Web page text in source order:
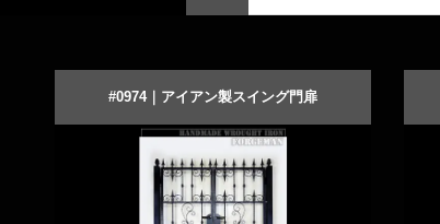
#0974｜アイアン製スイング門扉